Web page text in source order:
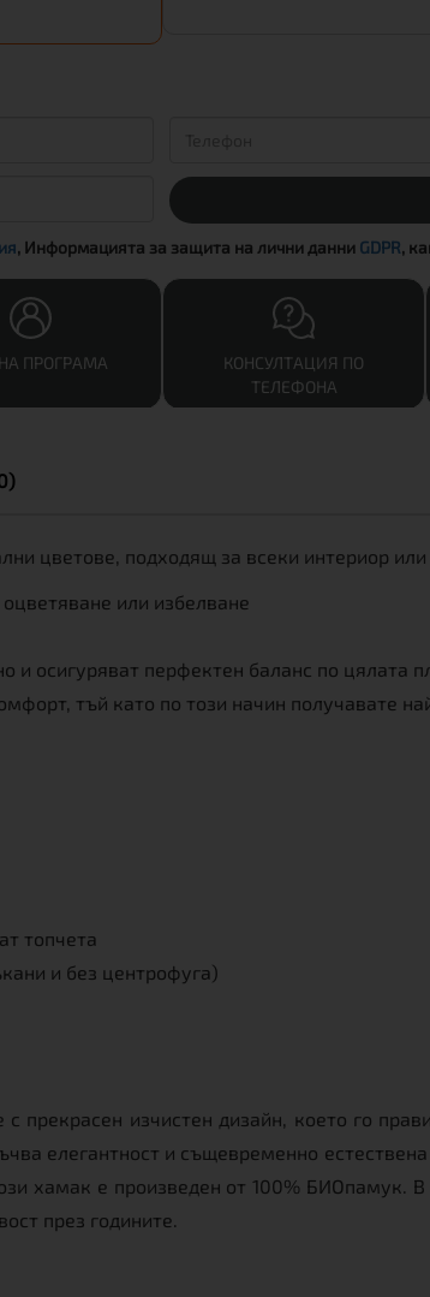
, Информацията за защита на лични данни GDPR,
ПРОГРАМА
КОНСУЛТАЦИЯ ПО
ТЕЛЕФОНА
цветове, подходящ за всеки интериор
или избелване
и осигуряват перфектен баланс по цялата
тъй като по този начин получавате
топчета
и без центрофуга)
прекрасен изчистен дизайн, което го
елегантност и същевременно
хамак е произведен от 100% БИОпамук.
през годините.